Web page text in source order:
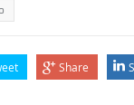
Share